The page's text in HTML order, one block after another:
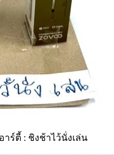
ร์ตี้ : ชิงช้าไว้นั่งเล่น